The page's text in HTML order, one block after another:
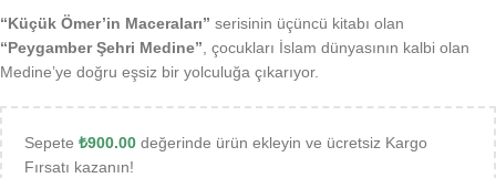
“Küçük Ömer’in Maceraları” serisinin üçüncü kitabı olan
“Peygamber Şehri Medine” , çocukları İslam dünyasının kalbi olan
Medine’ye doğru eşsiz bir yolculuğa çıkarıyor.
Sepete ₺900.00 değerinde ürün ekleyin ve ücretsiz Kargo
Fırsatı kazanın!